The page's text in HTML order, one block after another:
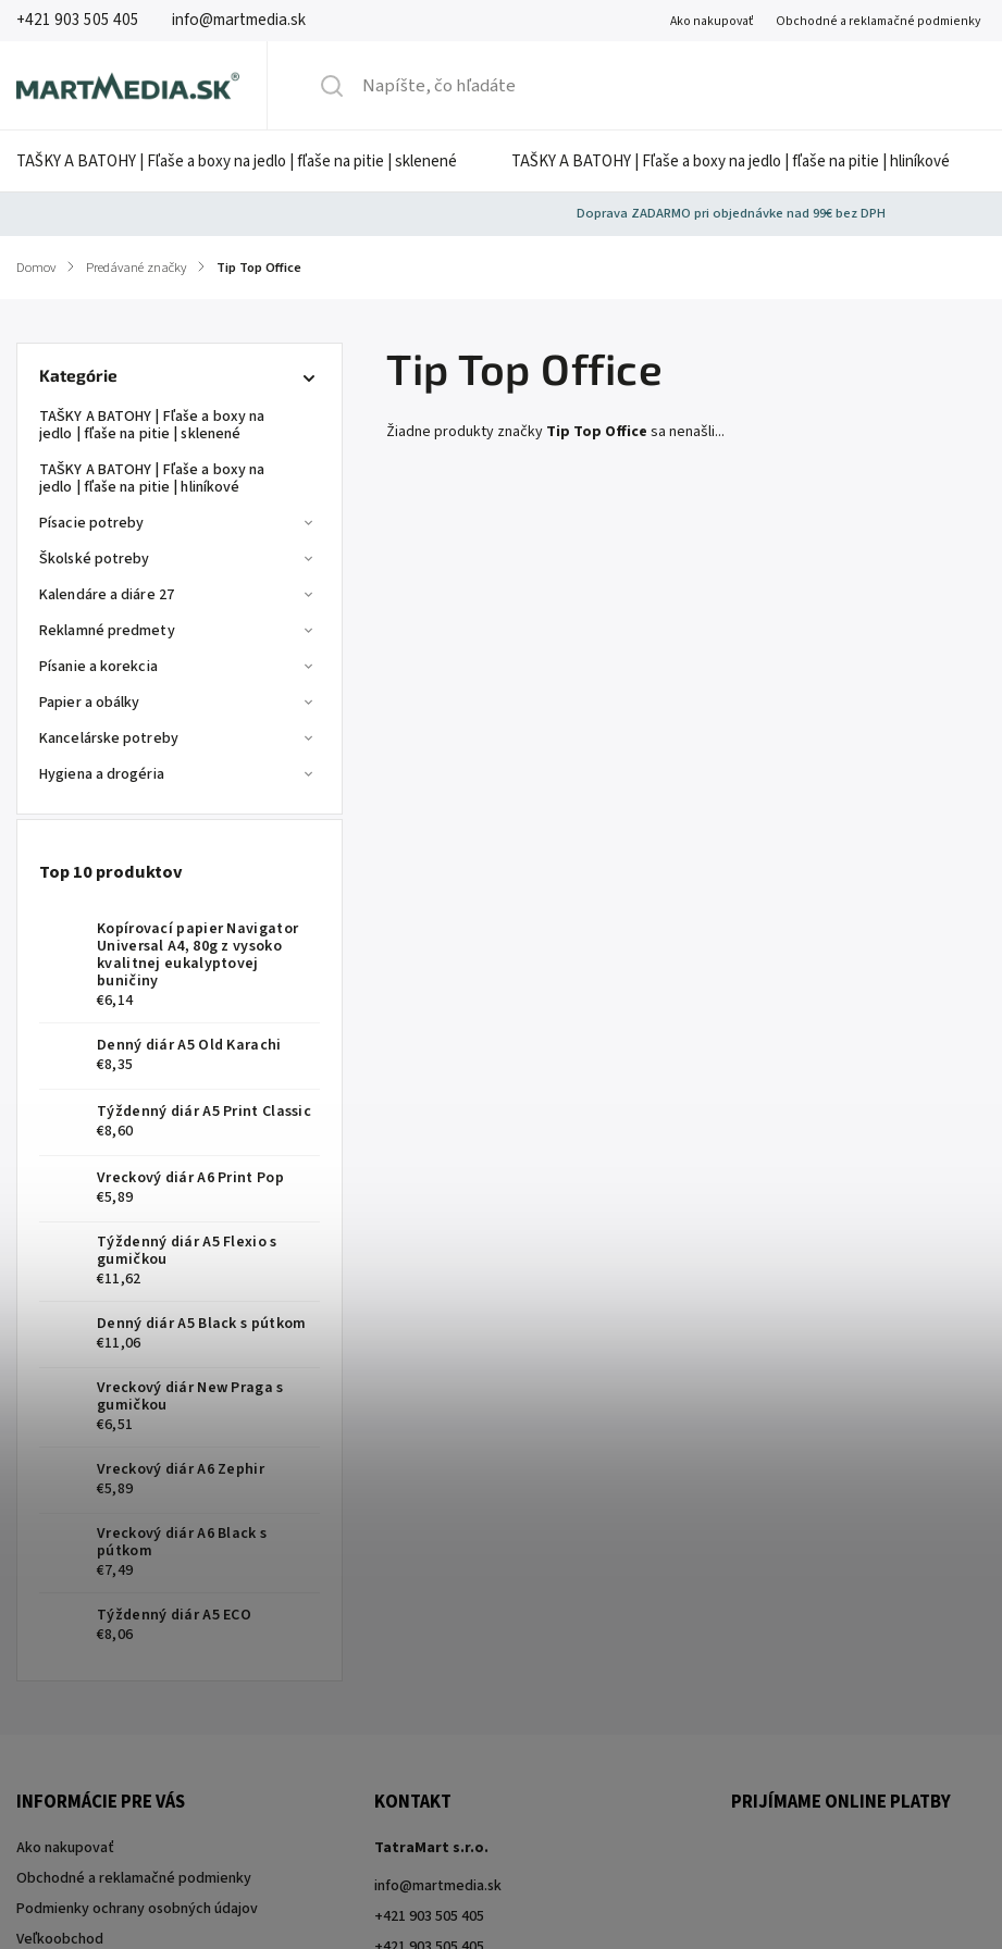
+421 903 505 405 info@martmedia.sk Ako nakupovať Obchodné a reklamačné podmienky
TAŠKY A BATOHY | Fľaše a boxy na jedlo | fľaše na pitie | sklenené TAŠKY A BATOHY | Fľaše a boxy na jedlo | fľaše na pitie | hliníkové
Doprava ZADARMO pri objednávke nad 99€ bez DPH
Domov / Predávané značky / Tip Top Office
Kategórie
TAŠKY A BATOHY | Fľaše a boxy na
jedlo | fľaše na pitie | sklenené
TAŠKY A BATOHY | Fľaše a boxy na
jedlo | fľaše na pitie | hliníkové
Písacie potreby
Školské potreby
Kalendáre a diáre 27
Reklamné predmety
Písanie a korekcia
Papier a obálky
Kancelárske potreby
Hygiena a drogéria
Top 10 produktov
Kopírovací papier Navigator
Universal A4, 80g z vysoko
kvalitnej eukalyptovej
buničiny
€6,14
Denný diár A5 Old Karachi
€8,35
Týždenný diár A5 Print Classic
€8,60
Vreckový diár A6 Print Pop
€5,89
Týždenný diár A5 Flexio s
gumičkou
€11,62
Denný diár A5 Black s pútkom
€11,06
Vreckový diár New Praga s
gumičkou
€6,51
Vreckový diár A6 Zephir
€5,89
Vreckový diár A6 Black s
pútkom
€7,49
Týždenný diár A5 ECO
€8,06
Tip Top Office
Žiadne produkty značky Tip Top Office sa nenašli...
INFORMÁCIE PRE VÁS
Ako nakupovať
Obchodné a reklamačné podmienky
Podmienky ochrany osobných údajov
Veľkoobchod
KONTAKT
TatraMart s.r.o.
info@martmedia.sk
+421 903 505 405
PRIJÍMAME ONLINE PLATBY